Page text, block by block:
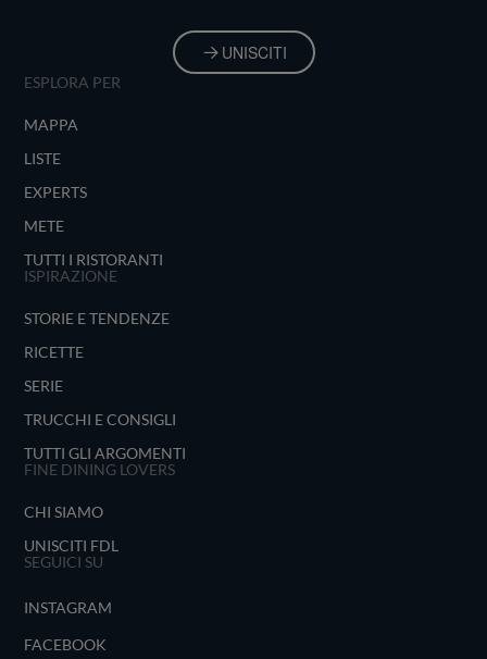
UNISCITI
ESPLORA PER
MAPPA
LISTE
EXPERTS
METE
TUTTI I RISTORANTI
ISPIRAZIONE
STORIE E TENDENZE
RICETTE
SERIE
TRUCCHI E CONSIGLI
TUTTI GLI ARGOMENTI
FINE DINING LOVERS
CHI SIAMO
UNISCITI FDL
SEGUICI SU
INSTAGRAM
FACEBOOK